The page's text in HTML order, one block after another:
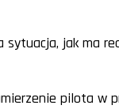
jak ma
pilota w